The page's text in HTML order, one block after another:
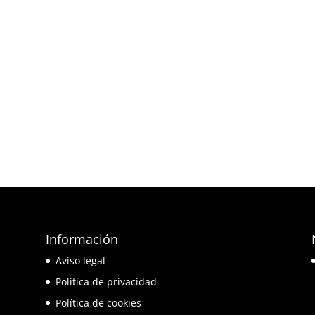
Información
Aviso legal
Política de privacidad
Política de cookies